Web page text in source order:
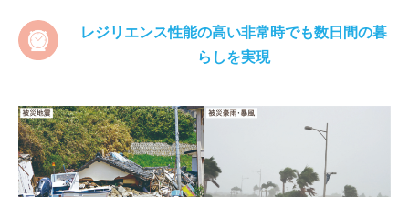
レジリエンス性能の高い非常時でも数日間の暮
らしを実現